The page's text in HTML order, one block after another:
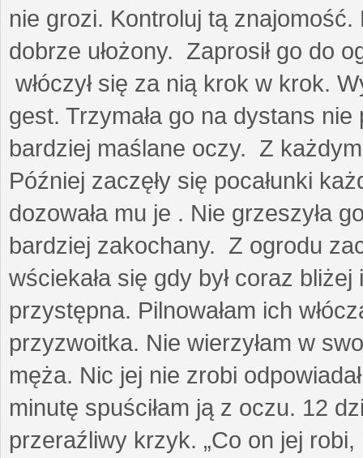
nie grozi. Kontroluj tą
dobrze ułożony. Zaprosił go do
włóczył się za nią krok w krok.
gest. Trzymała go na dystans
bardziej maślane oczy. Z
Później zaczęły się pocałunki
dozowała mu je . Nie grzeszyła
bardziej zakochany. Z ogrodu
wściekała się gdy był coraz
przystępna. Pilnowałam ich
przyzwoitka. Nie wierzyłam w
męża. Nic jej nie zrobi
minutę spuściłam ją z oczu. 12
przeraźliwy krzyk. „Co on jej